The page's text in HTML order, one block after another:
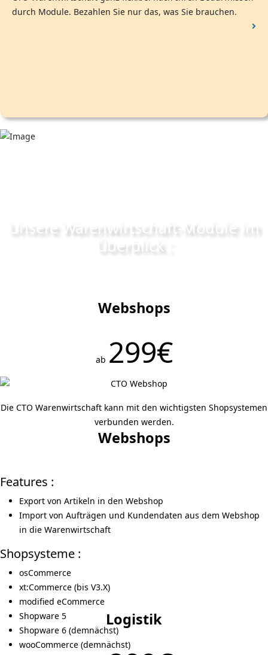
durch Module. Bezahlen Sie nur das, was Sie brauchen.
Unsere Warenwirtschaft-Module im
Überblick :
Webshops
ab 299€
Die CTO Warenwirtschaft kann mit den wichtigsten Shopsystemen
verbunden werden.
Webshops
Features :
Export von Artikeln in den Webshop
Import von Aufträgen und Kundendaten aus dem Webshop
in die Warenwirtschaft
Shopsysteme :
osCommerce
xt:Commerce (bis V3.X)
modified eCommerce
Shopware 5
Shopware 6 (demnächst)
wooCommerce (demnächst)
Logistik